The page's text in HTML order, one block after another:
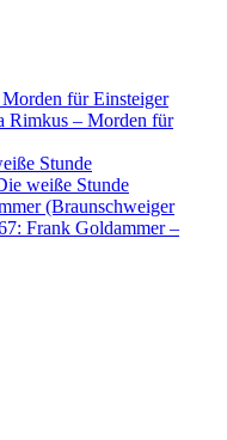
für Einsteiger
Rimkus – Morden für
Stunde
weiße Stunde
(Braunschweiger
Frank Goldammer –